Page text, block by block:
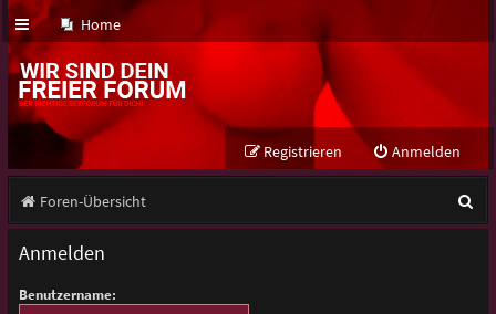
Home
Anmelden
Registrieren
Foren-Übersicht
u
Anmelden
Benutzername: